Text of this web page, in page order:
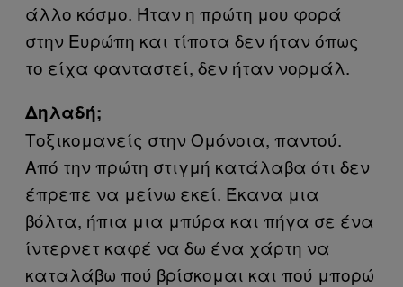
άλλο κόσμο. Ήταν η πρώτη μου φορά
στην Ευρώπη και τίποτα δεν ήταν όπως
το είχα φανταστεί, δεν ήταν νορμάλ.
Δηλαδή;
Τοξικομανείς στην Ομόνοια, παντού.
Από την πρώτη στιγμή κατάλαβα ότι δεν
έπρεπε να μείνω εκεί. Έκανα μια
βόλτα, ήπια μια μπύρα και πήγα σε ένα
ίντερνετ καφέ να δω ένα χάρτη να
καταλάβω πού βρίσκομαι και πού μπορώ